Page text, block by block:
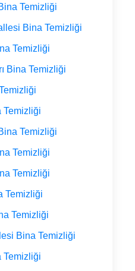
Temizliği
Bina Temizliği
Temizliği
Bina Temizliği
Temizliği
Temizliği
Temizliği
Temizliği
Temizliği
Temizliği
Bina Temizliği
Temizliği